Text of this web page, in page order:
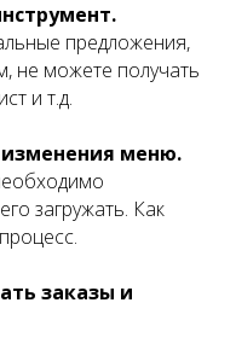
предложения,
не можете получать
и т.д.
меню.
загружать. Как
заказы и